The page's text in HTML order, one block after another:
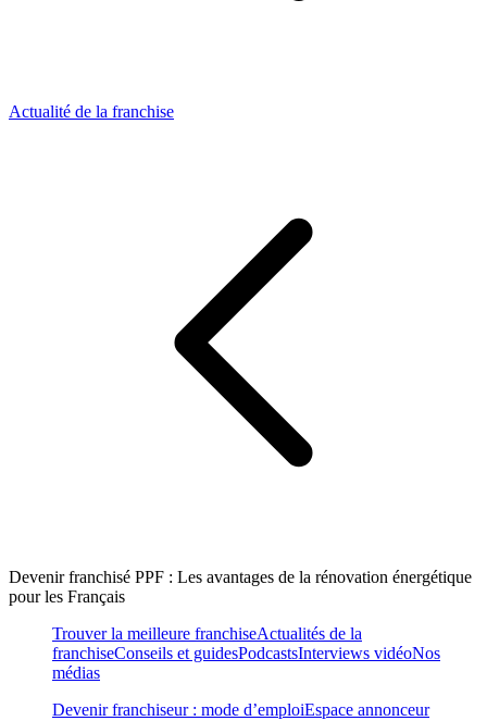
Actualité de la franchise
Devenir franchisé PPF : Les avantages de la rénovation énergétique
pour les Français
Trouver la meilleure franchiseActualités de la
franchiseConseils et guidesPodcastsInterviews vidéoNos
médias
Devenir franchiseur : mode d’emploiEspace annonceur